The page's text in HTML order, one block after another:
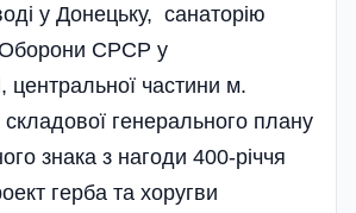
у Донецьку, санаторію
Оборони СРСР у
центральної частини м.
складової генерального плану
знака з нагоди 400-річчя
герба та хоругви